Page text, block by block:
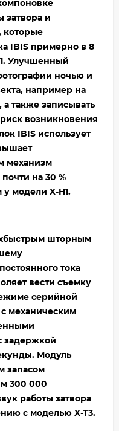
затвора и
которые
IBIS примерно в 8
Улучшенный
ночью и
например на
также записывать
возникновения
IBIS использует
механизм
на 30 %
модели X-H1.
шторным
тока
вести съемку
серийной
механическим
задержкой
Модуль
запасом
300 000
работы затвора
с моделью X-T3.